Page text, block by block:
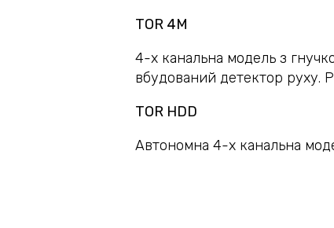
TOR 4M
4-х канальна модель з
вбудований детектор руху.
TOR HDD
Автономна 4-х канальна